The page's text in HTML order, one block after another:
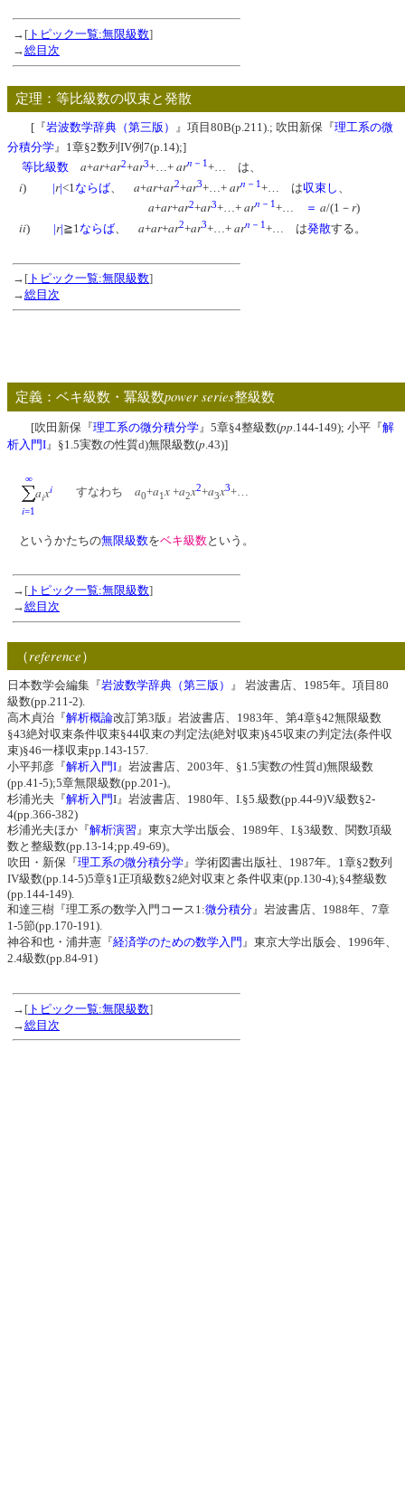
→[ トピック一覧:無限級数]
→総目次
定理：等比級数の収束と発散
[『岩波数学辞典（第三版） 』項目80B(p.211).; 吹田新保『理工系の微
分積分学』1章§2数列IV例7(p.14);]
等比級数
a+ar+ar2+ar3+…+ arn －1+… は、
i) |r|<1ならば、 a+ar+ar2+ar3+…+ arn －1+… は収束し 、
a+ar+ar2+ar3+…+ arn －1+… ＝ a/(1－ r)
ii) |r|≧1 ならば a+ar+ar2+ar3+…+ arn －1+… は発散する。
→[ トピック一覧:無限級数]
→総目次
定義：ベキ級数・冪級数power series整級数
[吹田新保『理工系の微分積分学 』5章§4整級数(pp .144-149); 小平『解
析入門I 』§1.5実数の性質d)無限級数(p .43)]
∞
aixi すなわち a0+a1x +a2x2+a3x3+…
i=1
というかたちの無限級数をベキ級数という。
→[ トピック一覧:無限級数]
→総目次
（reference）
日本数学会編集『岩波数学辞典（第三版） 』 岩波書店、1985年。項目80
級数(pp.211-2).
高木貞治『解析概論改訂第3版』岩波書店、1983年、第4章§42無限級数
§43絶対収束条件収束§44収束の判定法(絶対収束)§45収束の判定法(条件収
束)§46一様収束pp.143-157.
小平邦彦『解析入門I』岩波書店、2003年、§1.5実数の性質d)無限級数
(pp.41-5);5章無限級数(pp.201-)。
杉浦光夫『解析入門I』岩波書店、1980年、I.§5.級数(pp.44-9)V.級数§2-
4(pp.366-382)
杉浦光夫ほか『解析演習』東京大学出版会、1989年、I.§3級数、関数項級
数と整級数(pp.13-14;pp.49-69)。
吹田・新保『理工系の微分積分学』学術図書出版社、1987年。1章§2数列
IV級数(pp.14-5)5章§1正項級数§2絶対収束と条件収束(pp.130-4);§4整級数
(pp.144-149).
和達三樹『理工系の数学入門コース1:微分積分』岩波書店、1988年、7章
1-5節(pp.170-191).
神谷和也・浦井憲『経済学のための数学入門 』東京大学出版会、1996年、
2.4級数(pp.84-91)
→[ トピック一覧:無限級数]
→総目次